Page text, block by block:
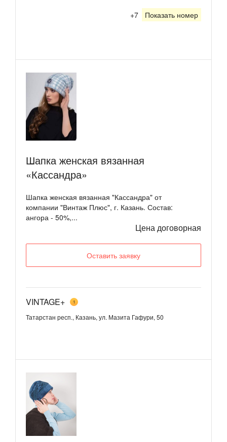
+7 Показать номер
Шапка женская вязанная
«Кассандра»
Шапка женская вязанная "Кассандра" от
компании "Винтаж Плюс", г. Казань. Состав:
ангора - 50%,...
Цена договорная
Оставить заявку
VINTAGE+ 1
Татарстан респ., Казань, ул. Мазита Гафури, 50